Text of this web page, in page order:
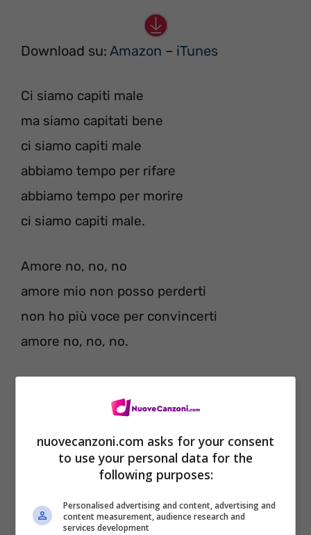
Download su: Amazon – iTunes
Ci siamo capiti male
ma siamo capitati bene
ci siamo capiti male
abbiamo tempo per rifare
abbiamo tempo per morire
ci siamo capiti male.
Amore no, no, no
amore mio non posso perderti
non ho più voce per convincerti
amore no, no, no.
ma abbiamo cominciato bene
ci siamo capiti male
è stato un canto di sirene
ero distratto e senza vele
ci siamo capiti male
nuovecanzoni.com asks for your consent
to use your personal data for the
following purposes:
Personalised advertising and content, advertising and
content measurement, audience research and
services development